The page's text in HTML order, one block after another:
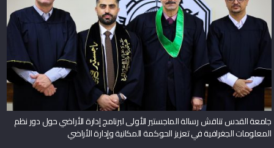
جامعة القدس تناقش رسالة الماجستير الأولى لبرنامج إدارة الأراضي حول دور نظم
المعلومات الجغرافية في تعزيز الحوكمة المكانية وإدارة الأراضي